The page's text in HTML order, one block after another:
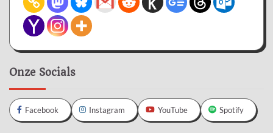
Onze Socials
Facebook Instagram YouTube Spotify